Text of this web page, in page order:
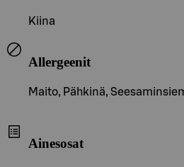
Kiina
Allergeenit
Maito, Pähkinä,
Ainesosat